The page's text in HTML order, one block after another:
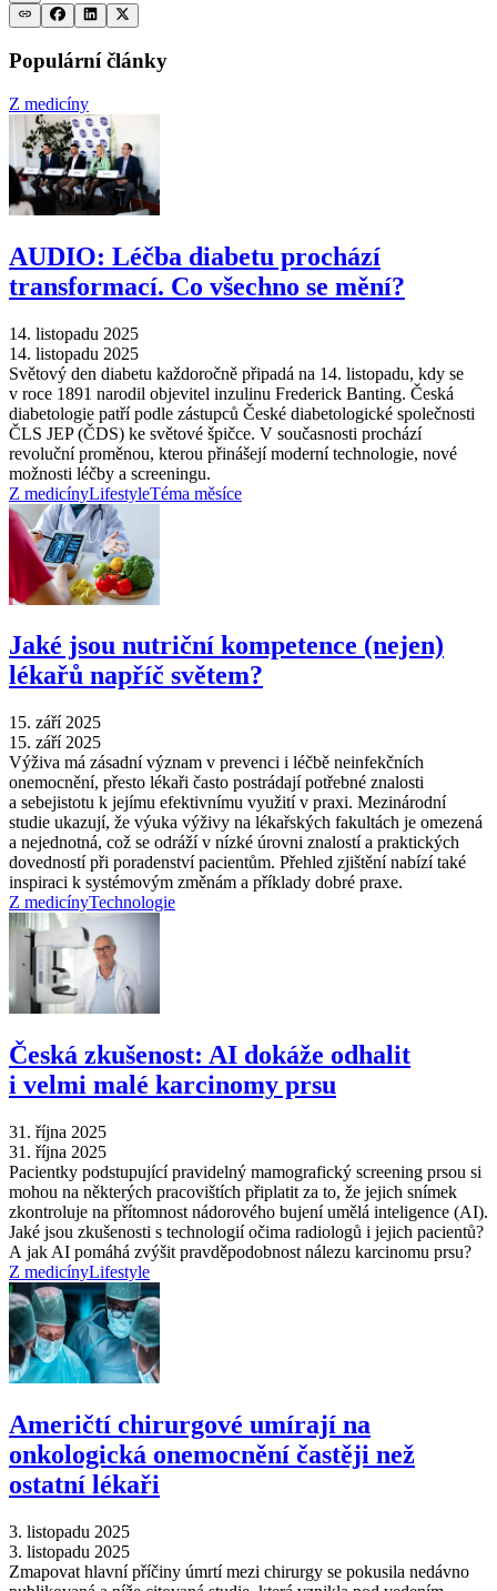
Populární články
Z medicíny
AUDIO: Léčba diabetu prochází
transformací. Co všechno se mění?
14. listopadu 2025
14. listopadu 2025
Světový den diabetu každoročně připadá na 14. listopadu, kdy se
v roce 1891 narodil objevitel inzulinu Frederick Banting. Česká
diabetologie patří podle zástupců České diabetologické společnosti
ČLS JEP (ČDS) ke světové špičce. V současnosti prochází
revoluční proměnou, kterou přinášejí moderní technologie, nové
možnosti léčby a screeningu.
Z medicínyLifestyleTéma měsíce
Jaké jsou nutriční kompetence (nejen)
lékařů napříč světem?
15. září 2025
15. září 2025
Výživa má zásadní význam v prevenci i léčbě neinfekčních
onemocnění, přesto lékaři často postrádají potřebné znalosti
a sebejistotu k jejímu efektivnímu využití v praxi. Mezinárodní
studie ukazují, že výuka výživy na lékařských fakultách je omezená
a nejednotná, což se odráží v nízké úrovni znalostí a praktických
dovedností při poradenství pacientům. Přehled zjištění nabízí také
inspiraci k systémovým změnám a příklady dobré praxe.
Z medicínyTechnologie
Česká zkušenost: AI dokáže odhalit
i velmi malé karcinomy prsu
31. října 2025
31. října 2025
Pacientky podstupující pravidelný mamografický screening prsou si
mohou na některých pracovištích připlatit za to, že jejich snímek
zkontroluje na přítomnost nádorového bujení umělá inteligence (AI).
Jaké jsou zkušenosti s technologií očima radiologů i jejich pacientů?
A jak AI pomáhá zvýšit pravděpodobnost nálezu karcinomu prsu?
Z medicínyLifestyle
Američtí chirurgové umírají na
onkologická onemocnění častěji než
ostatní lékaři
3. listopadu 2025
3. listopadu 2025
Zmapovat hlavní příčiny úmrtí mezi chirurgy se pokusila nedávno